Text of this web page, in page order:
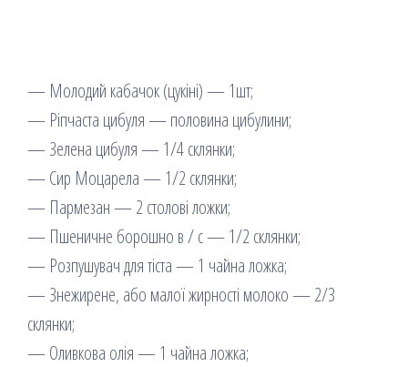
— Молодий кабачок (цукіні) — 1шт;
— Ріпчаста цибуля — половина цибулини;
— Зелена цибуля — 1/4 склянки;
— Сир Моцарела — 1/2 склянки;
— Пармезан — 2 столові ложки;
— Пшеничне борошно в / с — 1/2 склянки;
— Розпушувач для тіста — 1 чайна ложка;
— Знежирене, або малої жирності молоко — 2/3
склянки;
— Оливкова олія — 1 чайна ложка;